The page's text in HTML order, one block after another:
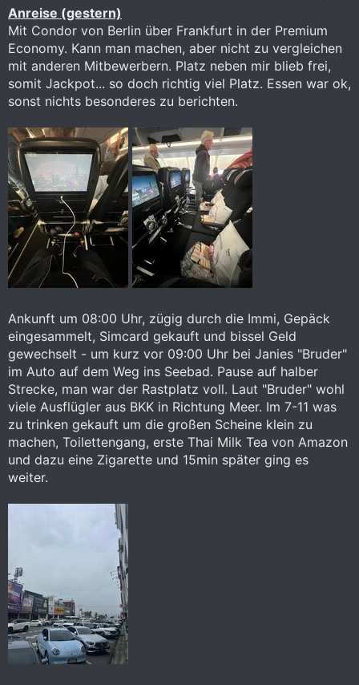
Anreise (gestern)
Mit Condor von Berlin über Frankfurt in der Premium
Economy. Kann man machen, aber nicht zu vergleichen
mit anderen Mitbewerbern. Platz neben mir blieb frei,
somit Jackpot... so doch richtig viel Platz. Essen war ok,
sonst nichts besonderes zu berichten.
Ankunft um 08:00 Uhr, zügig durch die Immi, Gepäck
eingesammelt, Simcard gekauft und bissel Geld
gewechselt - um kurz vor 09:00 Uhr bei Janies "Bruder"
im Auto auf dem Weg ins Seebad. Pause auf halber
Strecke, man war der Rastplatz voll. Laut "Bruder" wohl
viele Ausflügler aus BKK in Richtung Meer. Im 7-11 was
zu trinken gekauft um die großen Scheine klein zu
machen, Toilettengang, erste Thai Milk Tea von Amazon
und dazu eine Zigarette und 15min später ging es
weiter.